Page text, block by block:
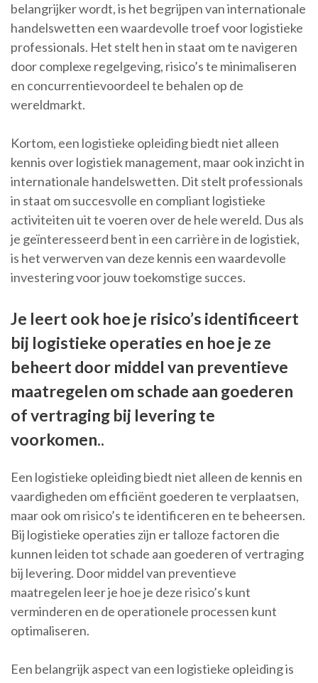
belangrijker wordt, is het begrijpen van internationale
handelswetten een waardevolle troef voor logistieke
professionals. Het stelt hen in staat om te navigeren
door complexe regelgeving, risico’s te minimaliseren
en concurrentievoordeel te behalen op de
wereldmarkt.
Kortom, een logistieke opleiding biedt niet alleen
kennis over logistiek management, maar ook inzicht in
internationale handelswetten. Dit stelt professionals
in staat om succesvolle en compliant logistieke
activiteiten uit te voeren over de hele wereld. Dus als
je geïnteresseerd bent in een carrière in de logistiek,
is het verwerven van deze kennis een waardevolle
investering voor jouw toekomstige succes.
Je leert ook hoe je risico’s identificeert
bij logistieke operaties en hoe je ze
beheert door middel van preventieve
maatregelen om schade aan goederen
of vertraging bij levering te
voorkomen..
Een logistieke opleiding biedt niet alleen de kennis en
vaardigheden om efficiënt goederen te verplaatsen,
maar ook om risico’s te identificeren en te beheersen.
Bij logistieke operaties zijn er talloze factoren die
kunnen leiden tot schade aan goederen of vertraging
bij levering. Door middel van preventieve
maatregelen leer je hoe je deze risico’s kunt
verminderen en de operationele processen kunt
optimaliseren.
Een belangrijk aspect van een logistieke opleiding is